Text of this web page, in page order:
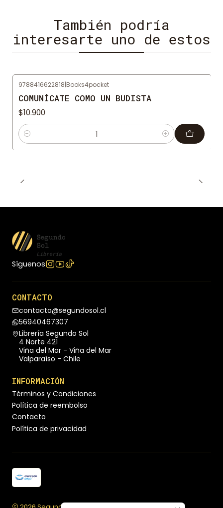
También podría
interesarte uno de estos
9788416622818|Books4pocket
COMUNÍCATE COMO UN BUDISTA
$10.900
Cantidad
Síguenos
CONTACTO
contacto@segundosol.cl
56940467307
Librería Segundo Sol
4 Norte 421
Viña del Mar - Viña del Mar
Valparaíso - Chile
INFORMACIÓN
Términos y Condiciones
Política de reembolso
Contacto
Política de privacidad